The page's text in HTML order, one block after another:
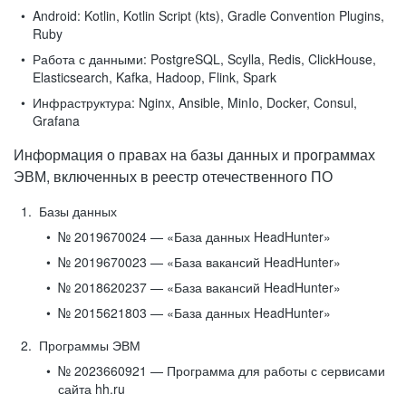
Android: Kotlin, Kotlin Script (kts), Gradle Convention Plugins,
Ruby
Работа с данными: PostgreSQL, Scylla, Redis, ClickHouse,
Elasticsearch, Kafka, Hadoop, Flink, Spark
Инфраструктура: Nginx, Ansible, MinIo, Docker, Consul,
Grafana
Информация о правах на базы данных и программах
ЭВМ, включенных в реестр отечественного ПО
Базы данных
№ 2019670024 — «База данных HeadHunter»
№ 2019670023 — «База вакансий HeadHunter»
№ 2018620237 — «База вакансий HeadHunter»
№ 2015621803 — «База данных HeadHunter»
Программы ЭВМ
№ 2023660921 — Программа для работы с сервисами
сайта hh.ru